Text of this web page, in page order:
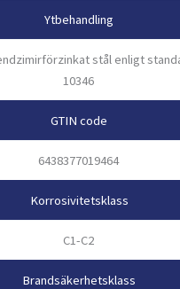
Ytbehandling
stål enligt
10346
GTIN code
6438377019464
Korrosivitetsklass
C1-C2
Brandsäkerhetsklass